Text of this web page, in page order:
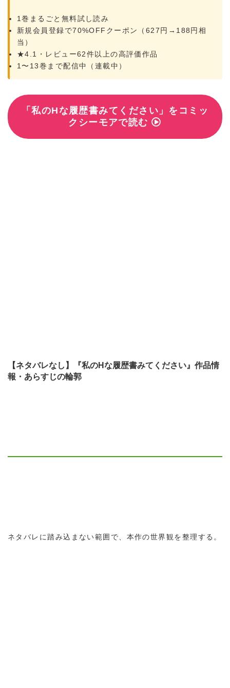
1巻まるごと無料試し読み
新規会員登録で70%OFFクーポン（627円→188円相
当）
★4.1・レビュー62件以上の高評価作品
1〜13巻まで配信中（連載中）
「私のHな履歴書みてください」をコミッ
クシーモアで読む
【ネタバレなし】『私のHな履歴書みてください』作品情
報・あらすじの輪郭
ネタバレに踏み込まない範囲で、本作の世界観を整理する。